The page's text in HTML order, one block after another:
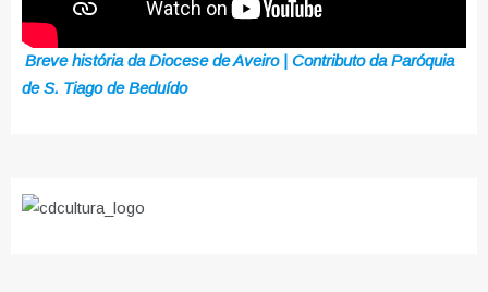
Breve história da Diocese de Aveiro | Contributo da Paróquia
de S. Tiago de Beduído